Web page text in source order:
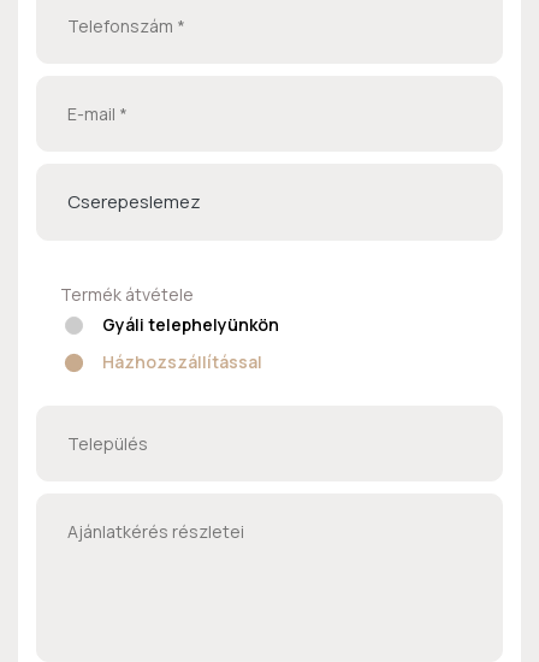
Cserepeslemez
Termék átvétele
Gyáli telephelyünkön
Házhozszállítással